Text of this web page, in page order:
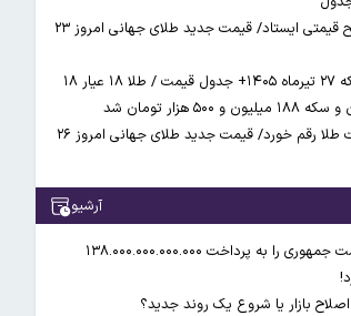
طلا در پایین‌ترین سطح قیمتی ایستاد/ قیمت جدید طلای جهانی امروز ۲۳
آخرین قیمت طلا و سکه ۲۷ تیرماه ۱۴۰۵+ جدول قیمت / طلا ۱۸ عیار ۱۸
بزرگ‌ترین کاهش قیمت طلا رقم خورد/ قیمت جدید طلای جهانی امروز ۲۶
آرشیو
وزارت نفت، نهاد ریاست جمهوری را به پرداخت ۱۳۸.۰۰۰.۰۰۰.۰۰۰.۰۰۰
بازار یا شروع یک روند جدید؟